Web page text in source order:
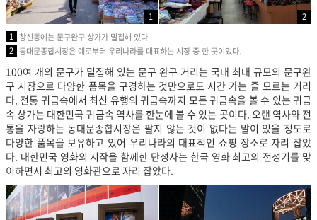
1
2
1 창신동에는 문구완구 상가가 밀집해 있다.
2 동대문종합시장은 예로부터 우리나라를 대표하는 시장 중 한 곳이었다.
100여 개의 문구가 밀집해 있는 문구 완구 거리는 국내 최대 규모의 문구완
구 시장으로 다양한 품목을 구경하는 것만으로도 시간 가는 줄 모르는 거리
다. 전통 귀금속에서 최신 유행의 귀금속까지 모든 귀금속을 볼 수 있는 귀금
속 상가는 대한민국 귀금속 역사를 한눈에 볼 수 있는 곳이다. 오랜 역사와 전
통을 자랑하는 동대문종합시장은 팔지 않는 것이 없다는 말이 있을 정도로
다양한 품목을 보유하고 있어 우리나라의 대표적인 쇼핑 장소로 자리 잡았
다. 대한민국 영화의 시작을 함께한 단성사는 한국 영화 최고의 전성기를 맞
이하면서 최고의 영화관으로 자리 잡았다.